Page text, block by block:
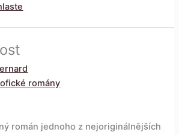
romány
román jednoho z nejoriginálnějších